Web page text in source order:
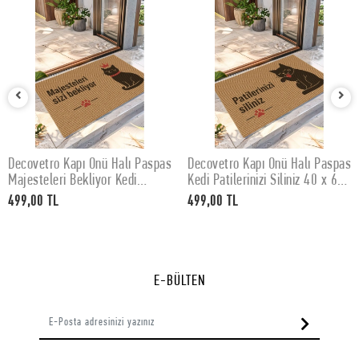
SEPETE EKLE
Decovetro Kapı Önü Halı Paspas
Majesteleri Bekliyor Kedi
Baskılı 40 x 60 Cm
499,00 TL
SEPETE EKLE
Decovetro Kapı Önü Halı Paspas
Kedi Patilerinizi Siliniz 40 x 60
Cm
499,00 TL
E-BÜLTEN